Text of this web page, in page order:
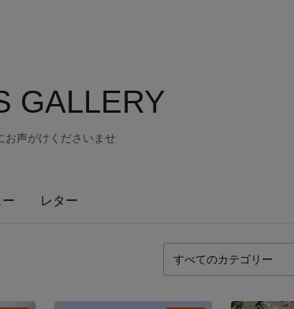
GALLERY
お声がけくださいませ
レター